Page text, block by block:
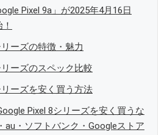
Pixel 9a」が2025年4月16日
ーズの特徴・魅力
ーズのスペック比較
ーズを安く買う方法
Pixel 8シリーズを安く買うな
au・ソフトバンク・Googleストア